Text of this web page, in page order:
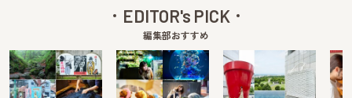
EDITOR's PICK
編集部おすすめ